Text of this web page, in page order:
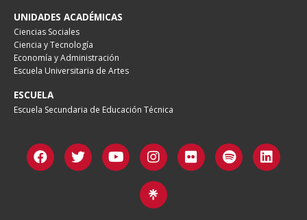
UNIDADES ACADÉMICAS
Ciencias Sociales
Ciencia y Tecnología
Economía y Administración
Escuela Universitaria de Artes
ESCUELA
Escuela Secundaria de Educación Técnica